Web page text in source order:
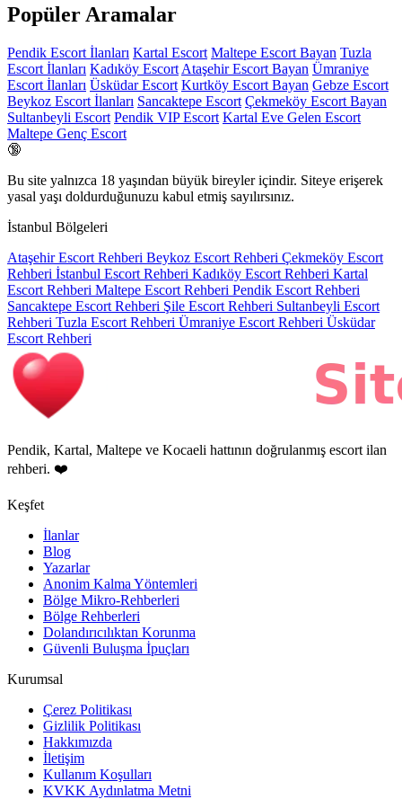
Popüler Aramalar
Pendik Escort İlanları Kartal Escort Maltepe Escort Bayan Tuzla
Escort İlanları Kadıköy Escort Ataşehir Escort Bayan Ümraniye
Escort İlanları Üsküdar Escort Kurtköy Escort Bayan Gebze Escort
Beykoz Escort İlanları Sancaktepe Escort Çekmeköy Escort Bayan
Sultanbeyli Escort Pendik VIP Escort Kartal Eve Gelen Escort
Maltepe Genç Escort
🔞
Bu site yalnızca 18 yaşından büyük bireyler içindir. Siteye erişerek
yasal yaşı doldurduğunuzu kabul etmiş sayılırsınız.
İstanbul Bölgeleri
Ataşehir Escort Rehberi Beykoz Escort Rehberi Çekmeköy Escort
Rehberi İstanbul Escort Rehberi Kadıköy Escort Rehberi Kartal
Escort Rehberi Maltepe Escort Rehberi Pendik Escort Rehberi
Sancaktepe Escort Rehberi Şile Escort Rehberi Sultanbeyli Escort
Rehberi Tuzla Escort Rehberi Ümraniye Escort Rehberi Üsküdar
Escort Rehberi
Pendik, Kartal, Maltepe ve Kocaeli hattının doğrulanmış escort ilan
rehberi. ❤️
Keşfet
İlanlar
Blog
Yazarlar
Anonim Kalma Yöntemleri
Bölge Mikro-Rehberleri
Bölge Rehberleri
Dolandırıcılıktan Korunma
Güvenli Buluşma İpuçları
Kurumsal
Çerez Politikası
Gizlilik Politikası
Hakkımızda
İletişim
Kullanım Koşulları
KVKK Aydınlatma Metni